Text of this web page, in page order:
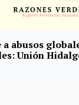
a abusos
Unión